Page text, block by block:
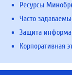
Ресурсы
Часто
Защита
Корпоративная